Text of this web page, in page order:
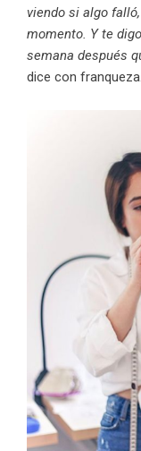
viendo si algo
momento. Y te
semana después
dice con franqueza.